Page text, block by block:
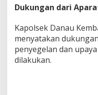
Dukungan dari
Kapolsek Danau
menyatakan
penyegelan dan
dilakukan.